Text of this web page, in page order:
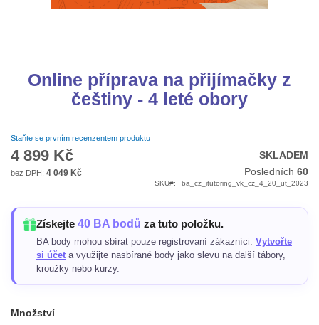
Online příprava na přijímačky z
češtiny - 4 leté obory
Staňte se prvním recenzentem produktu
4 899 Kč
4 049 Kč
SKLADEM
Posledních 60
SKU ba_cz_itutoring_vk_cz_4_20_ut_2023
Získejte 40 BA bodů za tuto položku.
BA body mohou sbírat pouze registrovaní zákazníci. Vytvořte
si účet a využijte nasbírané body jako slevu na další tábory,
kroužky nebo kurzy.
Množství
začátek